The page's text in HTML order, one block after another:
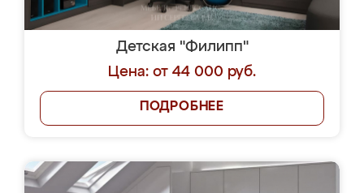
Детская "Филипп"
Цена: от 44 000 руб.
ПОДРОБНЕЕ